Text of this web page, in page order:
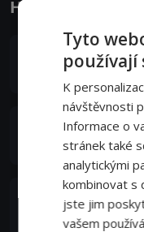
Herci a tvůrci
Matt Hill
Ebbet Myna (voice)
Tabitha St.
Nikki Tinker (voice)
Jim Byrnes
Rip Hickory (voice)
Tyto
používají
K
návštěvnosti
Informace o
stránek také
analytickými
kombinovat s
jste jim
vašem